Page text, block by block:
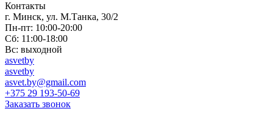
Контакты
г. Минск, ул. М.Танка, 30/2
Пн-пт: 10:00-20:00
Сб: 11:00-18:00
Вс: выходной
asvetby
asvetby
asvet.by@gmail.com
+375 29 193-50-69
Заказать звонок